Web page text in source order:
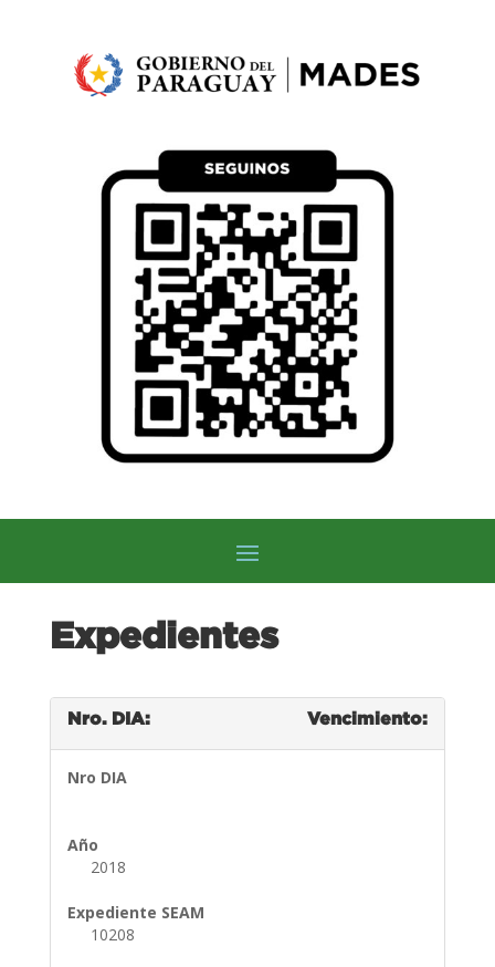
Expedientes
Nro. DIA: Vencimiento:
Nro DIA
Año
2018
Expediente SEAM
10208